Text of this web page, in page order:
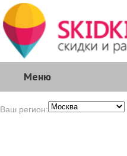
Меню
Ваш регион: